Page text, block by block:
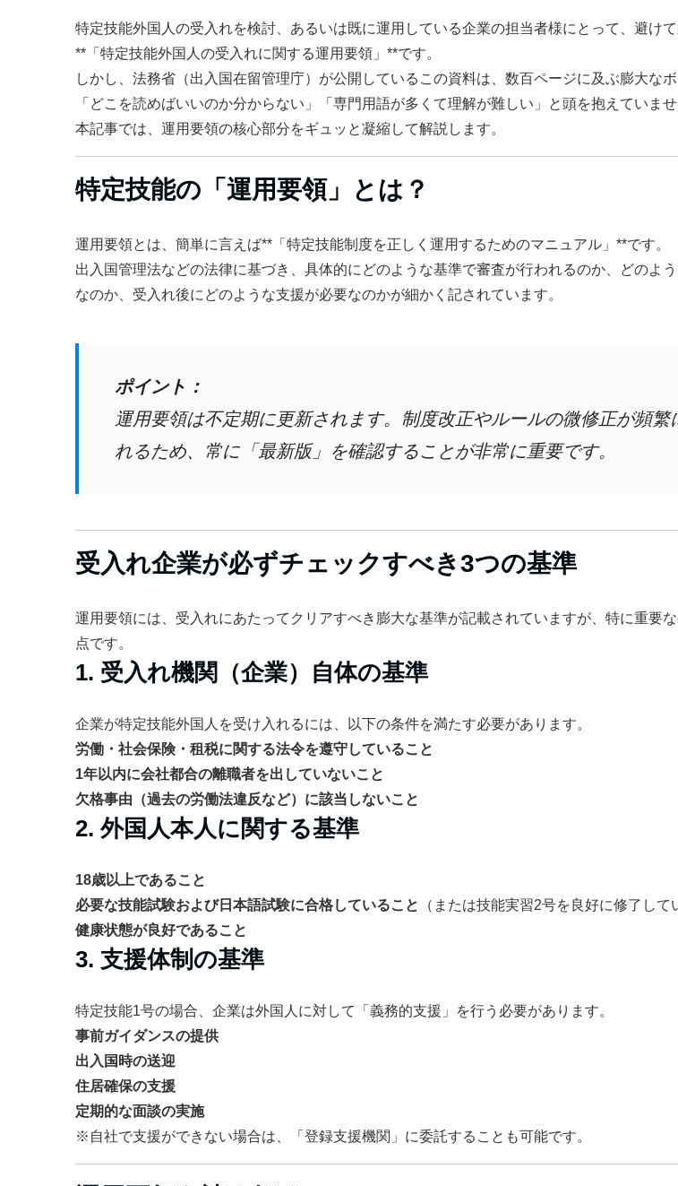
特定技能外国人の受入れを検討、あるいは既に運用している企業の担当者様にとって、避け
**「特定技能外国人の受入れに関する運用要領」**です。
しかし、法務省（出入国在留管理庁）が公開しているこの資料は、数百ページに及ぶ膨大なボ
「どこを読めばいいのか分からない」「専門用語が多くて理解が難しい」と頭を抱えていませ
本記事では、運用要領の核心部分をギュッと凝縮して解説します。
特定技能の「運用要領」とは？
運用要領とは、簡単に言えば**「特定技能制度を正しく運用するためのマニュアル」**です。
出入国管理法などの法律に基づき、具体的にどのような基準で審査が行われるのか、どのよ
なのか、受入れ後にどのような支援が必要なのかが細かく記されています。
ポイント：
運用要領は不定期に更新されます。制度改正やルールの微修正が頻繁
れるため、常に「最新版」を確認することが非常に重要です。
受入れ企業が必ずチェックすべき3つの基準
運用要領には、受入れにあたってクリアすべき膨大な基準が記載されていますが、特に重要
点です。
1. 受入れ機関（企業）自体の基準
企業が特定技能外国人を受け入れるには、以下の条件を満たす必要があります。
労働・社会保険・租税に関する法令を遵守していること
1年以内に会社都合の離職者を出していないこと
欠格事由（過去の労働法違反など）に該当しないこと
2. 外国人本人に関する基準
18歳以上であること
必要な技能試験および日本語試験に合格していること
（または技能実習2号を良好に修了して
健康状態が良好であること
3. 支援体制の基準
特定技能1号の場合、企業は外国人に対して「義務的支援」を行う必要があります。
事前ガイダンスの提供
出入国時の送迎
住居確保の支援
定期的な面談の実施
※自社で支援ができない場合は、「登録支援機関」に委託することも可能です。